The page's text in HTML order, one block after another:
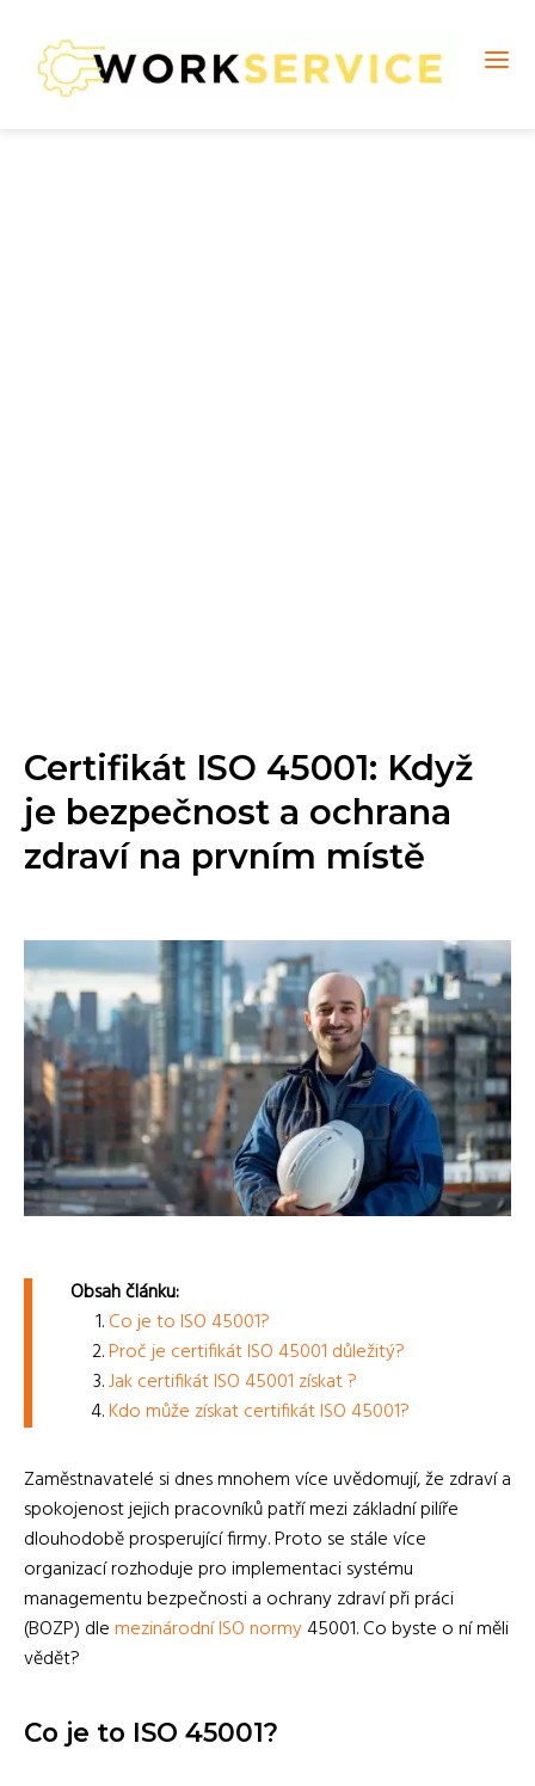
Certifikát ISO 45001: Když
je bezpečnost a ochrana
zdraví na prvním místě
Obsah článku:
Co je to ISO 45001?
Proč je certifikát ISO 45001 důležitý?
Jak certifikát ISO 45001 získat ?
Kdo může získat certifikát ISO 45001?
Zaměstnavatelé si dnes mnohem více uvědomují, že zdraví a
spokojenost jejich pracovníků patří mezi základní pilíře
dlouhodobě prosperující firmy. Proto se stále více
organizací rozhoduje pro implementaci systému
managementu bezpečnosti a ochrany zdraví při práci
(BOZP) dlemezinárodní ISO normy45001. Co byste o ní měli
vědět?
Co je to ISO 45001?